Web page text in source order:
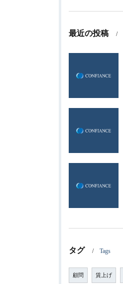
最近の投稿
タグ Tags
顧問 賃上げ